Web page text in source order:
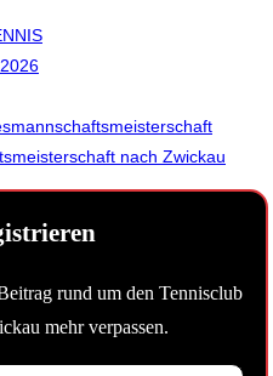
nach Zwickau
rund um den Tennisclub
mehr verpassen.